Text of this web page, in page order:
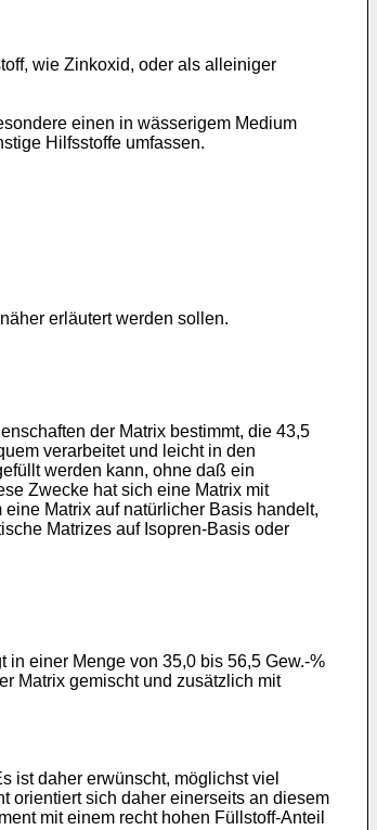
wie Zinkoxid, oder als alleiniger
einen in wässerigem Medium
Hilfsstoffe umfassen.
erläutert werden sollen.
der Matrix bestimmt, die 43,5
verarbeitet und leicht in den
werden kann, ohne daß ein
Zwecke hat sich eine Matrix mit
Matrix auf natürlicher Basis handelt,
Matrizes auf Isopren-Basis oder
einer Menge von 35,0 bis 56,5 Gew.-%
Matrix gemischt und zusätzlich mit
ist daher erwünscht, möglichst viel
orientiert sich daher einerseits an diesem
mit einem recht hohen Füllstoff-Anteil